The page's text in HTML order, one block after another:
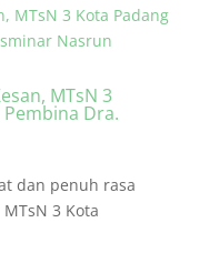
MTsN 3
Pembina Dra.
dan penuh rasa
3 Kota